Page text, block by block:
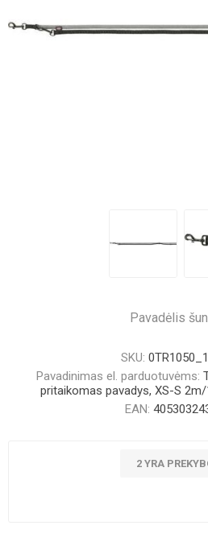
Pavadėlis
SKU:
Pavadinimas el. parduotuvėms:
pritaikomas pavadys, XS-S
EAN:
2 YRA